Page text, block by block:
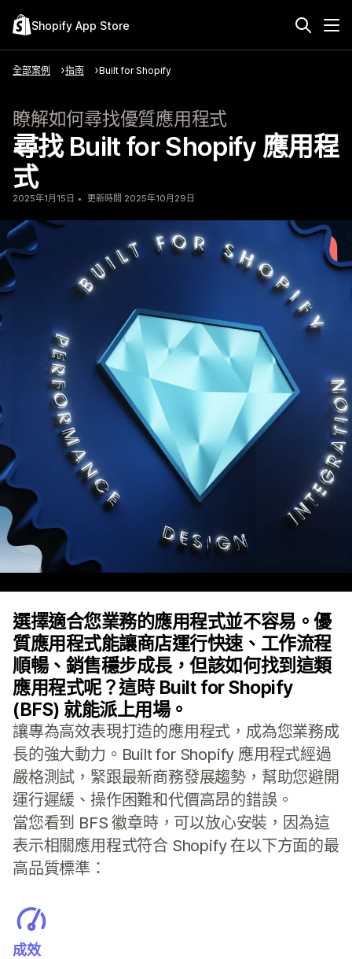
Shopify App Store
全部案例 指南 Built for Shopify
瞭解如何尋找優質應用程式
尋找 Built for Shopify 應用程
式
2025年1月15日 更新時間 2025年10月29日
選擇適合您業務的應用程式並不容易。優
質應用程式能讓商店運行快速、工作流程
順暢、銷售穩步成長，但該如何找到這類
應用程式呢？這時 Built for Shopify
(BFS) 就能派上用場。
讓專為高效表現打造的應用程式，成為您業務成
長的強大動力。Built for Shopify 應用程式經過
嚴格測試，緊跟最新商務發展趨勢，幫助您避開
運行遲緩、操作困難和代價高昂的錯誤。
當您看到 BFS 徽章時，可以放心安裝，因為這
表示相關應用程式符合 Shopify 在以下方面的最
高品質標準：
成效